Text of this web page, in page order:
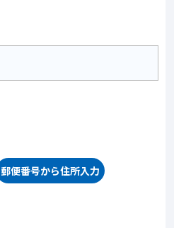
郵便番号から住所入力